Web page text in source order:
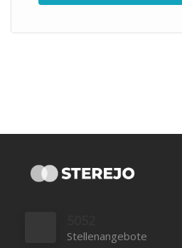
Stellenangebote